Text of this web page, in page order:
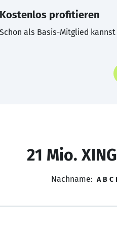
Kostenlos profitieren
Schon als Basis-Mitglied
21 Mio.
Nachname: A B C